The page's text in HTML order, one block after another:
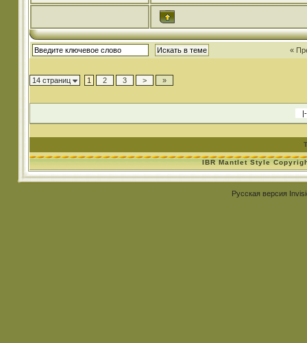
«
14 страниц 1 2 3 > »
IBR Mantlet Style
Русская версия